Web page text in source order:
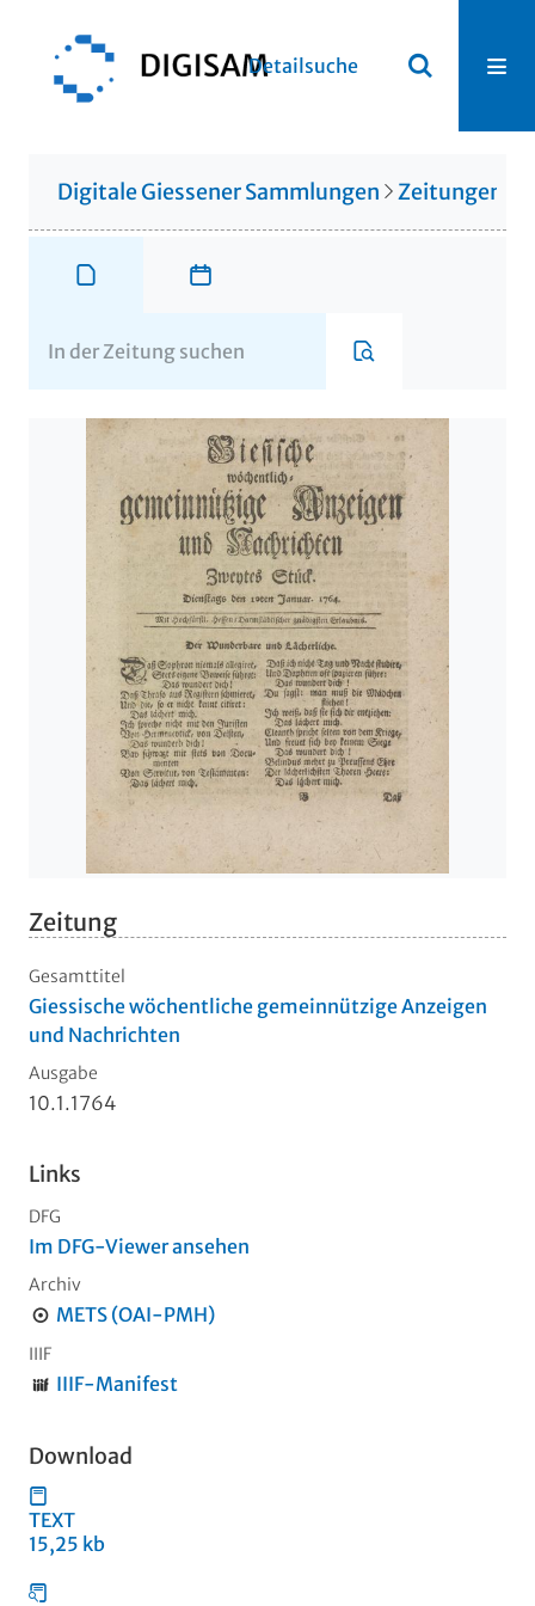
Detailsuche
Digitale Giessener Sammlungen Zeitungen
Zeitung
Gesamttitel
Giessische wöchentliche gemeinnützige Anzeigen
und Nachrichten
Ausgabe
10.1.1764
Links
DFG
Im DFG-Viewer ansehen
Archiv
METS (OAI-PMH)
IIIF
IIIF-Manifest
Download
TEXT
15,25 kb